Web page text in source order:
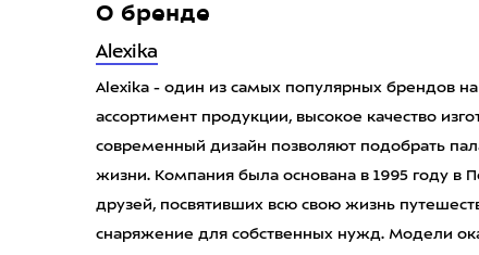
О бренде
Alexika
Alexika - один из самых популярных брендов
ассортимент продукции, высокое качество
современный дизайн позволяют подобрать
жизни. Компания была основана в 1995 году в
друзей, посвятивших всю свою жизнь
снаряжение для собственных нужд. Модели